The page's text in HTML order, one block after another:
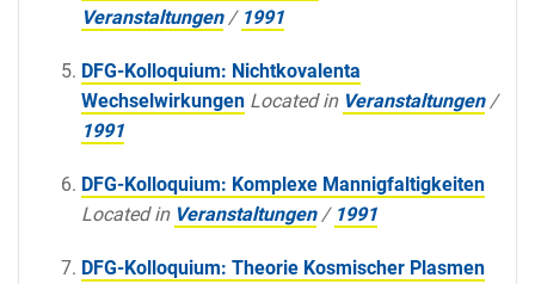
Veranstaltungen / 1991
DFG-Kolloquium: Nichtkovalenta
Wechselwirkungen Located in Veranstaltungen /
1991
DFG-Kolloquium: Komplexe Mannigfaltigkeiten
Located in Veranstaltungen / 1991
DFG-Kolloquium: Theorie Kosmischer Plasmen